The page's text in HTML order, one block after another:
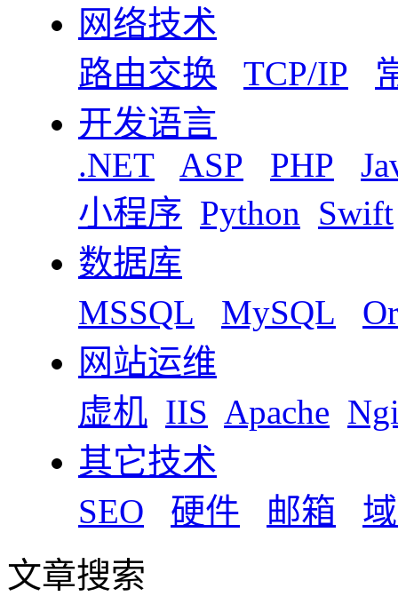
网络技术
路由交换
TCP/IP
开发语言
.NET
ASP PHP
小程序 Python Swift
数据库
MSSQL
MySQL
网站运维
虚机 IIS Apache
其它技术
SEO
硬件 邮箱
文章搜索